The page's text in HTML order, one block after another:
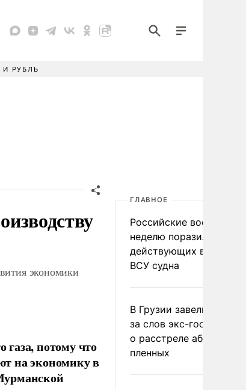
И РУБЛЬ
экономики
потому что
на экономику в
ГЛАВНОЕ
Российские военные за
неделю поразили 34
действующих в
ВСУ судна
В Грузии завели дело
за слов экс-
о расстреле абхазских
пленных